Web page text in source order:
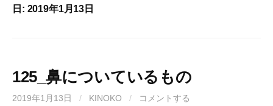
日: 2019年1月13日
125_鼻についているもの
2019年1月13日 / KINOKO / コメントする